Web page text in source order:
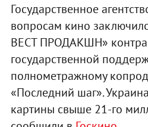
Государственное
вопросам кино
ВЕСТ ПРОДАКШН»
государственной
полнометражному
«Последний шаг».
картины свыше 21-го